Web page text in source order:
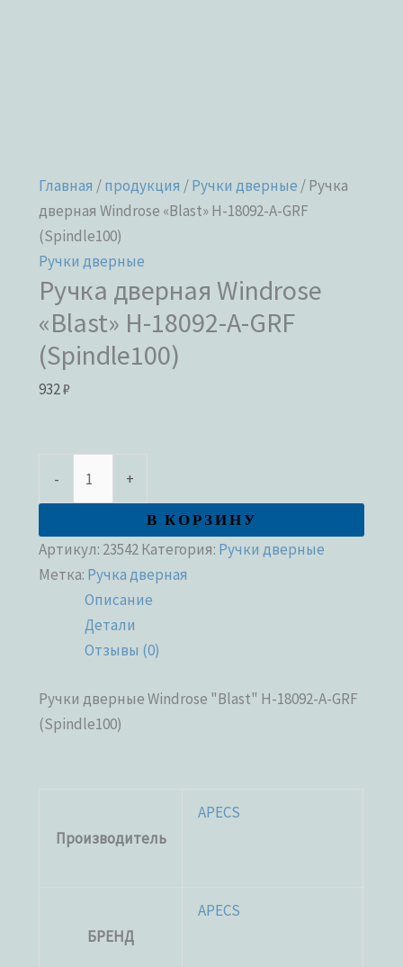
Главная /продукция /Ручки дверные / Ручка
дверная Windrose «Blast» H-18092-A-GRF
(Spindle100)
Ручки дверные
Ручка дверная Windrose
«Blast» H-18092-A-GRF
(Spindle100)
932₽
- +
В КОРЗИНУ
Артикул: 23542Категория: Ручки дверные
Метка: Ручка дверная
Описание
Детали
Отзывы (0)
Ручки дверные Windrose "Blast" H-18092-A-GRF
(Spindle100)
Производитель
APECS
БРЕНД
APECS